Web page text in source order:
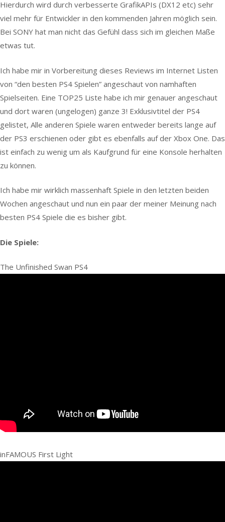
Hierdurch wird durch verbesserte GrafikAPIs (DX12 etc) sehr
viel mehr für Entwickler in den kommenden Jahren möglich sein.
Bei SONY hat man nicht das Gefühl dass sich im gleichen Maße
etwas tut.
Ich habe mir in Vorbereitung dieses Reviews im Internet Listen
von “den besten PS4 Spielen” angeschaut von namhaften
Spielseiten. Eine TOP25 Liste habe ich mir genauer angeschaut
und dort waren (ungelogen) ganze 3! Exklusivtitel der PS4
gelistet, Alle anderen Spiele waren entweder bereits lange auf
der PS3 erschienen oder gibt es ebenfalls auf der Xbox One. Das
ist einfach zu wenig um als Kaufgrund für eine Konsole herhalten
zu können.
Ich habe mir wirklich massenhaft Spiele in den letzten beiden
Wochen angeschaut und nun ein paar der meiner Meinung nach
besten PS4 Spiele die es bisher gibt.
Die Spiele:
The Unfinished Swan PS4
inFAMOUS First Light